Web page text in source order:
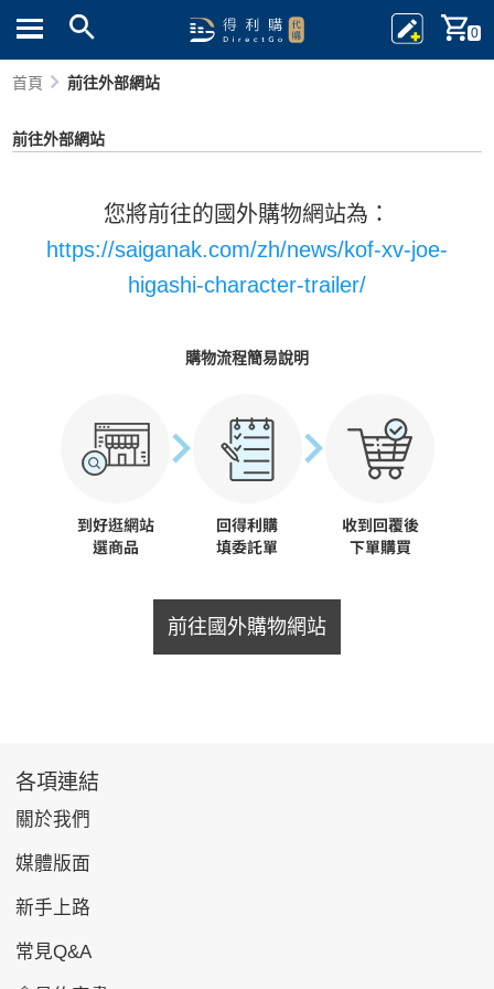
0
首頁 前往外部網站
前往外部網站
您將前往的國外購物網站為：
https://saiganak.com/zh/news/kof-xv-joe-
higashi-character-trailer/
購物流程簡易說明
前往國外購物網站
各項連結
關於我們
媒體版面
新手上路
常見Q&A